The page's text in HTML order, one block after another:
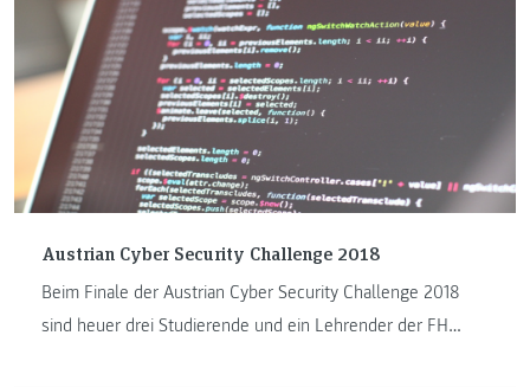
Austrian Cyber Security Challenge 2018
Beim Finale der Austrian Cyber Security Challenge 2018
sind heuer drei Studierende und ein Lehrender der FH